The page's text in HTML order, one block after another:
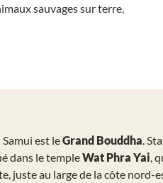
sauvages sur terre,
Samui est leGrand Bouddha .
dans le templeWat Phra Yai ,
juste au large de la côte nord-